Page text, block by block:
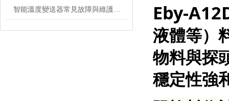
Eby-
液體等）
物料與探
穩定性強